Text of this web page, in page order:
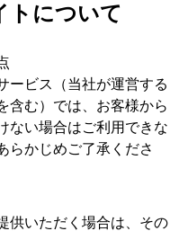
トについて
ービス（当社が運営する
含む）では、お客様から
ない場合はご利用できな
らかじめご了承くださ
供いただく場合は、その